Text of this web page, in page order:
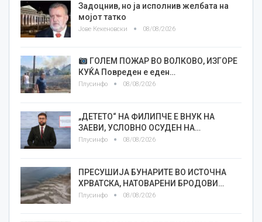
Задоцнив, но ја исполнив желбата на
мојот татко
Јове Кекеновски 08/08/2026
ГОЛЕМ ПОЖАР ВО ВОЛКОВО, ИЗГОРЕ
КУЌА Повреден е еден…
Плусинфо 08/08/2026
„ДЕТЕТО“ НА ФИЛИПЧЕ Е ВНУК НА
ЗАЕВИ, УСЛОВНО ОСУДЕН НА…
Плусинфо 08/08/2026
ПРЕСУШИЈА БУНАРИТЕ ВО ИСТОЧНА
ХРВАТСКА, НАТОВАРЕНИ БРОДОВИ…
Плусинфо 08/08/2026